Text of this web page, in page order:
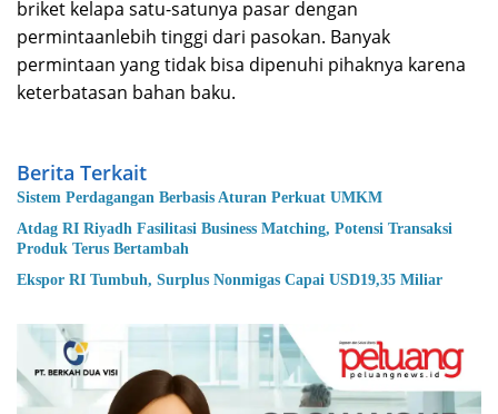
briket kelapa satu-satunya pasar dengan
permintaanlebih tinggi dari pasokan. Banyak
permintaan yang tidak bisa dipenuhi pihaknya karena
keterbatasan bahan baku.
Berita Terkait
Sistem Perdagangan Berbasis Aturan Perkuat UMKM
Atdag RI Riyadh Fasilitasi Business Matching, Potensi Transaksi
Produk Terus Bertambah
Ekspor RI Tumbuh, Surplus Nonmigas Capai USD19,35 Miliar